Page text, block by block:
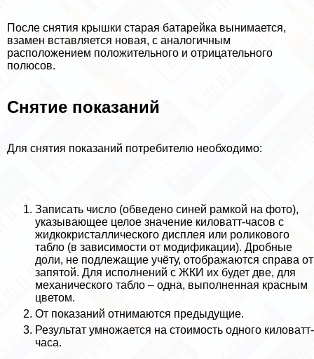
После снятия крышки старая батарейка вынимается,
взамен вставляется новая, с аналогичным
расположением положительного и отрицательного
полюсов.
Снятие показаний
Для снятия показаний потребителю необходимо:
Записать число (обведено синей рамкой на фото),
указывающее целое значение киловатт-часов с
жидкокристаллического дисплея или роликового
табло (в зависимости от модификации). Дробные
доли, не подлежащие учёту, отображаются справа от
запятой. Для исполнений с ЖКИ их будет две, для
механического табло – одна, выполненная красным
цветом.
От показаний отнимаются предыдущие.
Результат умножается на стоимость одного киловатт-
часа.